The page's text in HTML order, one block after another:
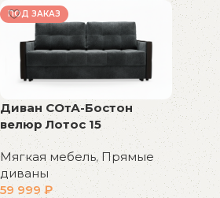
ПОД ЗАКАЗ
Диван СОтА-Бостон
велюр Лотос 15
Мягкая мебель, Прямые
диваны
59 999₽